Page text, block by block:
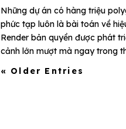
Những dự án có hàng triệu
phức tạp luôn là bài toán về
Render bản quyền được phát
cảnh lớn mượt mà ngay trong
« Older Entries